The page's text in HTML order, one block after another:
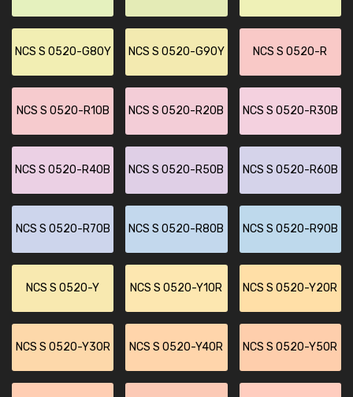
NCS S 0520-G80Y NCS S 0520-G90Y NCS S 0520-R
NCS S 0520-R10B NCS S 0520-R20B NCS S 0520-R30B
NCS S 0520-R40B NCS S 0520-R50B NCS S 0520-R60B
NCS S 0520-R70B NCS S 0520-R80B NCS S 0520-R90B
NCS S 0520-Y NCS S 0520-Y10R NCS S 0520-Y20R
NCS S 0520-Y30R NCS S 0520-Y40R NCS S 0520-Y50R